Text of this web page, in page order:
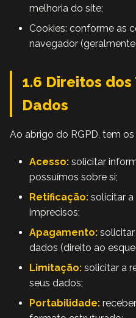
melhoria do site;
Cookies: conforme as
navegador
1.6 Direitos
Dados
Ao abrigo do RGPD, tem
Acesso: solicitar
possuímos sobre si;
Retificação: solicitar
imprecisos;
Apagamento:
dados (direito ao
Limitação: solicitar a
seus dados;
Portabilidade: